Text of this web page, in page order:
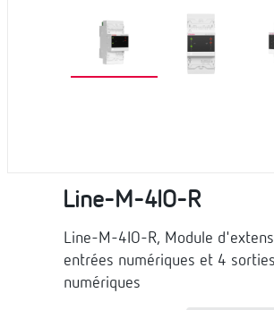
Line-M-4IO-R
Line-M-4IO-R, Module
entrées numériques et 4
numériques